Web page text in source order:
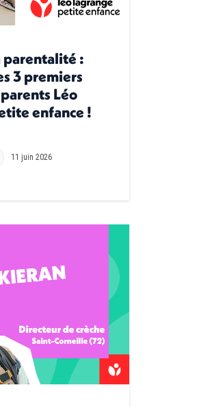
parentalité :
3 premiers
Léo
enfance !
11 juin 2026